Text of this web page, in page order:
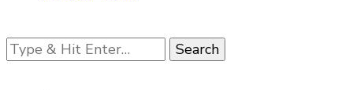
Looking
for